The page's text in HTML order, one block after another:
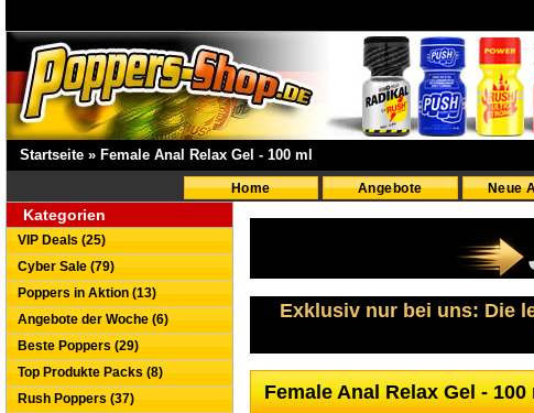
Startseite » Female Anal Relax Gel - 100 ml
Home Angebote Neue
Kategorien
VIP Deals (25)
Cyber Sale (79)
Poppers in Aktion (13)
Angebote der Woche (6)
Beste Poppers (29)
Top Produkte Packs (8)
Rush Poppers (37)
Exklusiv nur bei uns: Die
Female Anal Relax Gel -